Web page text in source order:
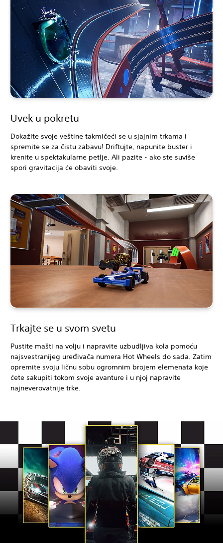
Uvek u pokretu
Dokažite svoje veštine takmičeći se u sjajnim trkama i
spremite se za čistu zabavu! Driftujte, napunite buster i
krenite u spektakularne petlje. Ali pazite - ako ste suviše
spori gravitacija će obaviti svoje.
Trkajte se u svom svetu
Pustite mašti na volju i napravite uzbudljiva kola pomoću
najsvestranijeg uređivača numera Hot Wheels do sada. Zatim
opremite svoju ličnu sobu ogromnim brojem elemenata koje
ćete sakupiti tokom svoje avanture i u njoj napravite
najneverovatnije trke.